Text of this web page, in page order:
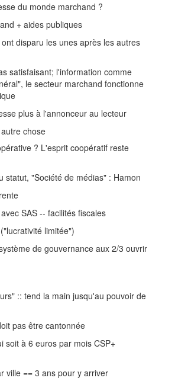
du monde marchand ?
+ aides publiques
disparu les unes après les autres
satisfaisant; l'information comme
le secteur marchand fonctionne
plus à l'annonceur au lecteur
chose
? L'esprit coopératif reste
statut, "Société de médias" : Hamon
SAS -- facilités fiscales
limitée")
de gouvernance aux 2/3 ouvrir
:: tend la main jusqu'au pouvoir de
pas être cantonnée
soit à 6 euros par mois CSP+
ville == 3 ans pour y arriver